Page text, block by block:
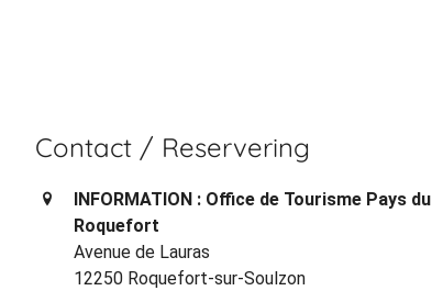
Contact / Reservering
INFORMATION : Office de Tourisme Pays du
Roquefort
Avenue de Lauras
12250 Roquefort-sur-Soulzon